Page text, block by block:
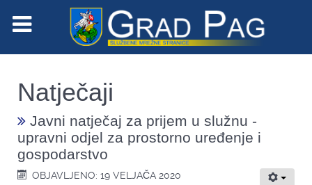
Natječaji
Javni natječaj za prijem u služnu -
upravni odjel za prostorno uređenje i
gospodarstvo
OBJAVLJENO: 19 VELJAČA 2020